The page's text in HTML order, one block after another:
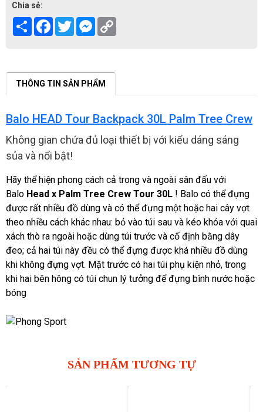
Chia sẻ:
Share Facebook
TwitterMessenger
THÔNG TIN SẢN PHẨM
Balo HEAD Tour Backpack 30L Palm Tree Crew
Không gian chứa đủ loại thiết bị với kiểu dáng sáng
sủa và nổi bật!
Hãy thể hiện phong cách cả trong và ngoài sân đấu với
Balo Head x Palm Tree Crew Tour 30L ! Balo có thể đựng
được rất nhiều đồ dùng và có thể đựng một hoặc hai cây vợt
theo nhiều cách khác nhau: bỏ vào túi sau và kéo khóa với quai
xách thò ra ngoài hoặc dùng túi trước và cố định bằng dây
đeo; cả hai túi này đều có thể đựng được khá nhiều đồ dùng
khi không đựng vợt. Mặt trước có hai túi phụ kiện nhỏ, trong
khi hai bên hông có túi chun lý tưởng để đựng bình nước hoặc
bóng
SẢN PHẨM TƯƠNG TỰ